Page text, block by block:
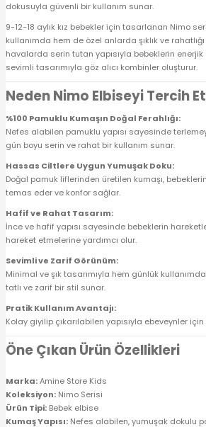
dokusuyla güvenli bir kullanım sunar.
9-12-18 aylık kız bebekler için tasarlanan Nimo
kullanımda hem de özel anlarda şıklık ve
havalarda serin tutan yapısıyla bebeklerin
sevimli tasarımıyla göz alıcı kombinler oluşturur.
Neden Nimo Elbiseyi Tercih
%100 Pamuklu Kumaşın Doğal Ferahlığı:
Nefes alabilen pamuklu yapısı sayesinde
gün boyu serin ve rahat bir kullanım sunar.
Hassas Ciltlere Uygun Yumuşak Doku:
Doğal pamuk liflerinden üretilen kumaşı,
temas eder ve konfor sağlar.
Hafif ve Rahat Tasarım:
İnce ve hafif yapısı sayesinde bebeklerin
hareket etmelerine yardımcı olur.
Sevimli ve Zarif Görünüm:
Minimal ve şık tasarımıyla hem günlük
tatlı ve zarif bir stil sunar.
Pratik Kullanım Avantajı:
Kolay giyilip çıkarılabilen yapısıyla ebeveynler
Öne Çıkan Ürün Özellikleri
Marka:Amine Store Kids
Koleksiyon: Nimo Serisi
Ürün Tipi: Bebek elbise
Kumaş Yapısı: Nefes alabilen, yumuşak dokulu